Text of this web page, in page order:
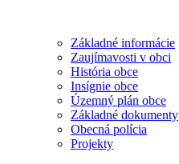
Základné informácie
Zaujímavosti v obci
História obce
Insígnie obce
Územný plán obce
Základné dokumenty
Obecná polícia
Projekty